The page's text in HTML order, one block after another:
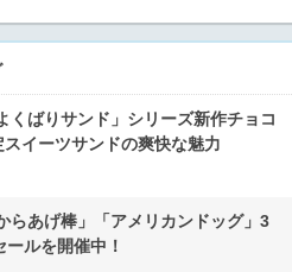
くばりサンド」シリーズ新作チョコ
スイーツサンドの爽快な魅力
らあげ棒」「アメリカンドッグ」3
ルを開催中！